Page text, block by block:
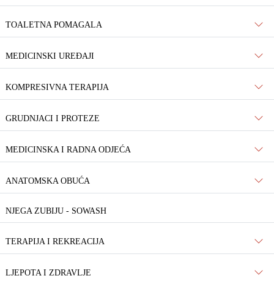
TOALETNA POMAGALA
MEDICINSKI UREĐAJI
KOMPRESIVNA TERAPIJA
GRUDNJACI I PROTEZE
MEDICINSKA I RADNA ODJEĆA
ANATOMSKA OBUĆA
NJEGA ZUBIJU - SOWASH
TERAPIJA I REKREACIJA
LJEPOTA I ZDRAVLJE